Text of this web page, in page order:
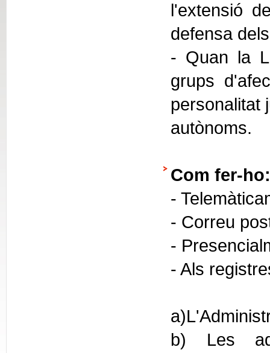
l'extensió
defensa
- Quan la
grups
personalitat
autònoms.
Com fer-ho:
-
- Correu
-
- Als
b) Les